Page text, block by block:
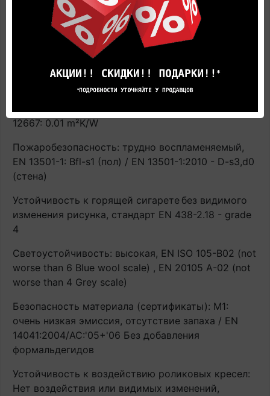
эксплуатации напольного покрытия с системами
подогрева строго соблюдать инструкцию по
применению напольного покрытия. В противном
случае производитель не гарантирует
сохранность напольного покрытия в процессе
эксплуатации. Гарантия аннулируется.
12667: 0.01 m²K/W
Пожаробезопасность: трудно воспламеняемый,
EN 13501-1: Bfl-s1 (пол) / EN 13501-1:2010 - D-s3,d0
(стена)
Устойчивость к горящей сигарете без видимого
изменения рисунка, стандарт EN 438-2.18 - grade
4
Светоустойчивость: высокая, EN ISO 105-B02 (not
worse than 6 Blue wool scale) , EN 20105 A-02 (not
worse than 4 Grey scale)
Безопасность материала (сертификаты): М1:
очень низкая эмиссия, отсутствие запаха / EN
14041:2004/AC:'05+'06 Без добавления
формальдегидов
Устойчивость к воздействию роликовых кресел:
Нет воздействия или видимых изменений,